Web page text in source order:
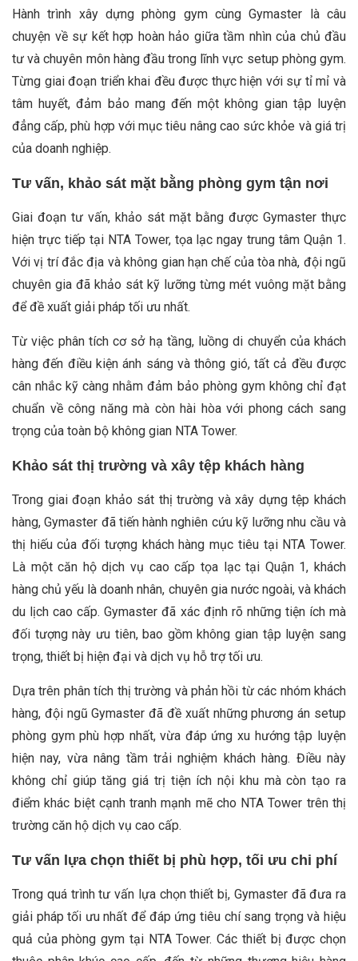
Hành trình xây dựng phòng gym cùng Gymaster là câu
chuyện về sự kết hợp hoàn hảo giữa tầm nhìn của chủ đầu
tư và chuyên môn hàng đầu trong lĩnh vực setup phòng gym.
Từng giai đoạn triển khai đều được thực hiện với sự tỉ mỉ và
tâm huyết, đảm bảo mang đến một không gian tập luyện
đẳng cấp, phù hợp với mục tiêu nâng cao sức khỏe và giá trị
của doanh nghiệp.
Tư vấn, khảo sát mặt bằng phòng gym tận nơi
Giai đoạn tư vấn, khảo sát mặt bằng được Gymaster thực
hiện trực tiếp tại NTA Tower, tọa lạc ngay trung tâm Quận 1.
Với vị trí đắc địa và không gian hạn chế của tòa nhà, đội ngũ
chuyên gia đã khảo sát kỹ lưỡng từng mét vuông mặt bằng
để đề xuất giải pháp tối ưu nhất.
Từ việc phân tích cơ sở hạ tầng, luồng di chuyển của khách
hàng đến điều kiện ánh sáng và thông gió, tất cả đều được
cân nhắc kỹ càng nhằm đảm bảo phòng gym không chỉ đạt
chuẩn về công năng mà còn hài hòa với phong cách sang
trọng của toàn bộ không gian NTA Tower.
Khảo sát thị trường và xây tệp khách hàng
Trong giai đoạn khảo sát thị trường và xây dựng tệp khách
hàng, Gymaster đã tiến hành nghiên cứu kỹ lưỡng nhu cầu và
thị hiếu của đối tượng khách hàng mục tiêu tại NTA Tower.
Là một căn hộ dịch vụ cao cấp tọa lạc tại Quận 1, khách
hàng chủ yếu là doanh nhân, chuyên gia nước ngoài, và khách
du lịch cao cấp. Gymaster đã xác định rõ những tiện ích mà
đối tượng này ưu tiên, bao gồm không gian tập luyện sang
trọng, thiết bị hiện đại và dịch vụ hỗ trợ tối ưu.
Dựa trên phân tích thị trường và phản hồi từ các nhóm khách
hàng, đội ngũ Gymaster đã đề xuất những phương án setup
phòng gym phù hợp nhất, vừa đáp ứng xu hướng tập luyện
hiện nay, vừa nâng tầm trải nghiệm khách hàng. Điều này
không chỉ giúp tăng giá trị tiện ích nội khu mà còn tạo ra
điểm khác biệt cạnh tranh mạnh mẽ cho NTA Tower trên thị
trường căn hộ dịch vụ cao cấp.
Tư vấn lựa chọn thiết bị phù hợp, tối ưu chi phí
Trong quá trình tư vấn lựa chọn thiết bị, Gymaster đã đưa ra
giải pháp tối ưu nhất để đáp ứng tiêu chí sang trọng và hiệu
quả của phòng gym tại NTA Tower. Các thiết bị được chọn